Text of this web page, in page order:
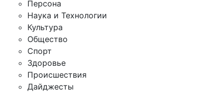
Персона
Наука и Технологии
Культура
Общество
Спорт
Здоровье
Происшествия
Дайджесты